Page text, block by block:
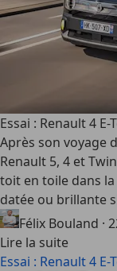
Essai : Renault 4
Après son voyage
Renault 5, 4 et
toit en toile dans la
datée ou brillante
Félix Bouland ·
Lire la suite
Essai : Renault 4